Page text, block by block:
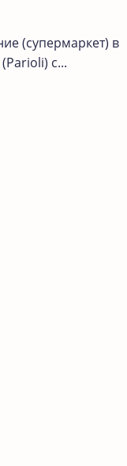
(супермаркет) в
с...